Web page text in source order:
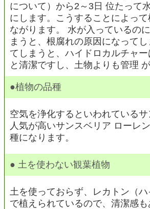
について）から2～3日 位たって
にします。こうすることによっ
ながります。 水が入っているの
まうと、根腐れの原因になって
てしまうと、ハイドロカルチャ
と清潔ですし、土物よりも管理
●植物の品種
空気を浄化するといわれているサ
人気が高いサンスベリア ローレ
種になります。
● 土を使わない観葉植物
土を使っておらず、レカトン（ハ
で植えられているので、清潔感